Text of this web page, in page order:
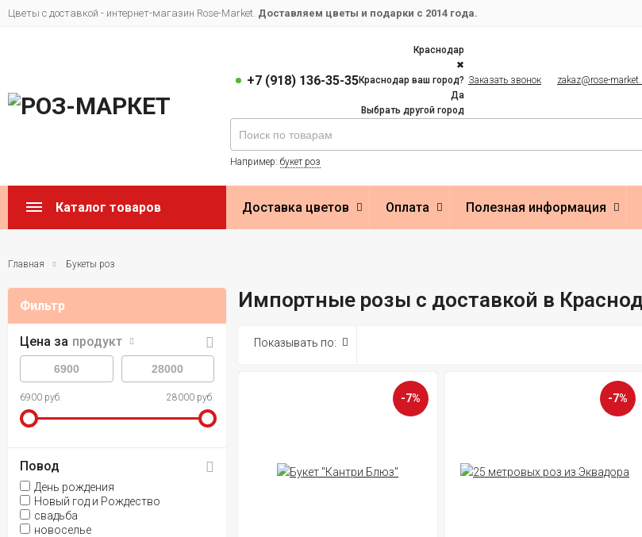
Цветы с доставкой - интернет-магазин Rose-Market. Доставляем цветы и подарки с 2014 года.
+7 (918) 136-35-35
Краснодар
✖
Краснодар ваш город?
Да
Выбрать другой город
Заказать звонок zakaz@rose-
Например: букет роз
Каталог товаров Доставка цветов Оплата Полезная информация
Главная Букеты роз
Фильтр
Цена за продукт
6900 руб. 28000 руб.
Повод
День рождения
Новый год и Рождество
свадьба
новоселье
Импортные розы с доставкой в
Показывать по:
-7% -7%